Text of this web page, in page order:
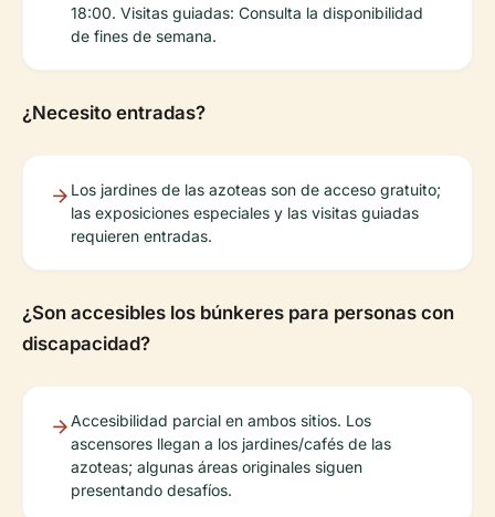
18:00. Visitas guiadas: Consulta la disponibilidad
de fines de semana.
¿Necesito entradas?
Los jardines de las azoteas son de acceso gratuito;
las exposiciones especiales y las visitas guiadas
requieren entradas.
¿Son accesibles los búnkeres para personas con
discapacidad?
Accesibilidad parcial en ambos sitios. Los
ascensores llegan a los jardines/cafés de las
azoteas; algunas áreas originales siguen
presentando desafíos.